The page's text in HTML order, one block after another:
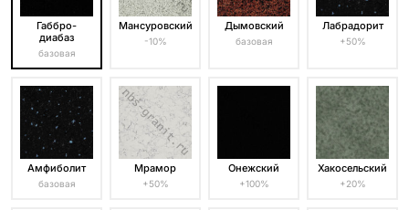
Габбро-
диабаз
базовая
Мансуровский
-10%
Дымовский
базовая
Лабрадорит
+50%
Амфиболит
базовая
Мрамор
+50%
Онежский
+100%
Хакосельский
+20%